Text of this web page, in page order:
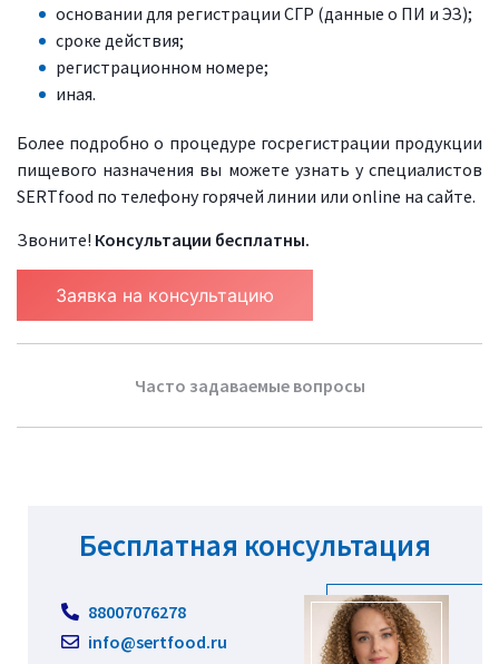
основании для регистрации СГР (данные о ПИ и ЭЗ);
сроке действия;
регистрационном номере;
иная.
Более подробно о процедуре госрегистрации продукции
пищевого назначения вы можете узнать у специалистов
SERTfood по телефону горячей линии или online на сайте.
Звоните! Консультации бесплатны.
Заявка на консультацию
Часто задаваемые вопросы
Бесплатная консультация
88007076278
info@sertfood.ru